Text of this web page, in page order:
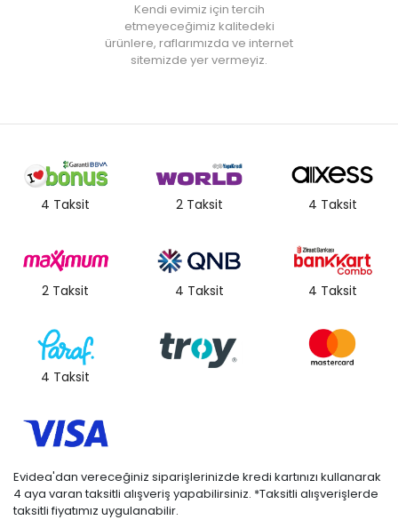
Kendi evimiz için tercih
etmeyeceğimiz kalitedeki
ürünlere, raflarımızda ve internet
sitemizde yer vermeyiz.
4 Taksit 2 Taksit 4 Taksit
2 Taksit 4 Taksit 4 Taksit
4 Taksit
Evidea'dan vereceğiniz siparişlerinizde kredi kartınızı kullanarak
4 aya varan taksitli alışveriş yapabilirsiniz. *Taksitli alışverişlerde
taksitli fiyatımız uygulanabilir.